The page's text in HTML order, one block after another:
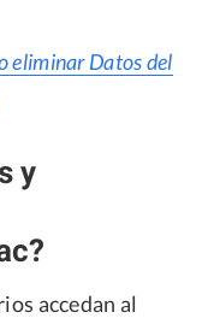
eliminar Datos del
y
accedan al